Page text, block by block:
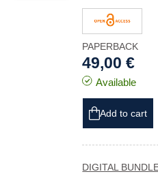
PAPERBACK
49,00 €
Available
Add to cart
DIGITAL